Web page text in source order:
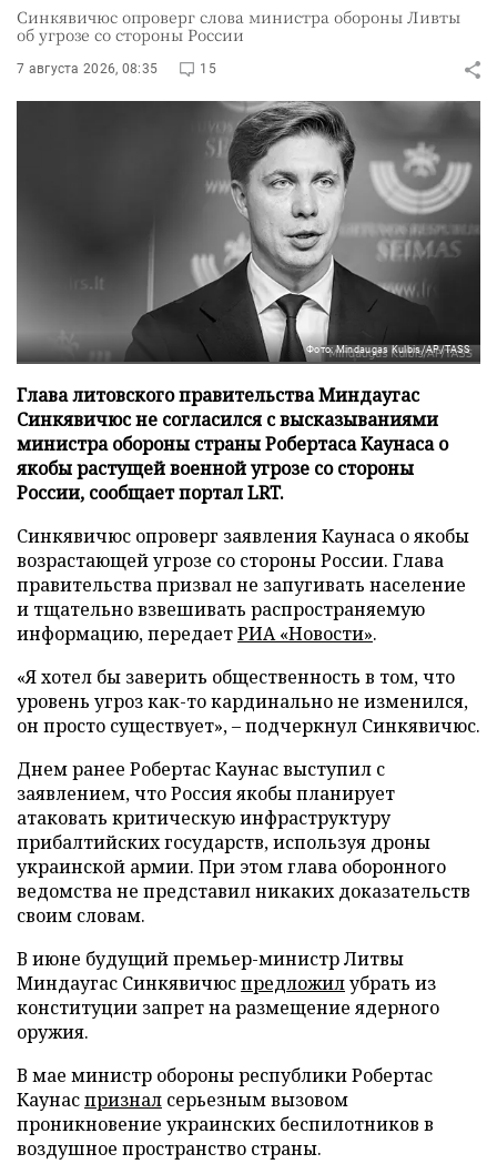
Синкявичюс опроверг слова министра обороны Ливты
об угрозе со стороны России
7 августа 2026, 08:35 15
Фото: Mindaugas Kulbis/AP/TASS
Глава литовского правительства Миндаугас
Синкявичюс не согласился с высказываниями
министра обороны страны Робертаса Каунаса о
якобы растущей военной угрозе со стороны
России, сообщает портал LRT.
Синкявичюс опроверг заявления Каунаса о якобы
возрастающей угрозе со стороны России. Глава
правительства призвал не запугивать население
и тщательно взвешивать распространяемую
информацию, передаетРИА «Новости».
«Я хотел бы заверить общественность в том, что
уровень угроз как-то кардинально не изменился,
он просто существует», – подчеркнул Синкявичюс.
Днем ранее Робертас Каунас выступил с
заявлением, что Россия якобы планирует
атаковать критическую инфраструктуру
прибалтийских государств, используя дроны
украинской армии. При этом глава оборонного
ведомства не представил никаких доказательств
своим словам.
В июне будущий премьер-министр Литвы
Миндаугас Синкявичюспредложилубрать из
конституции запрет на размещение ядерного
оружия.
В мае министр обороны республики Робертас
Каунаспризнал серьезным вызовом
проникновение украинских беспилотников в
воздушное пространство страны.